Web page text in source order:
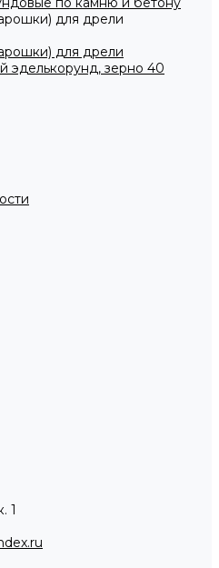
для дрели
для дрели
зерно 40
1